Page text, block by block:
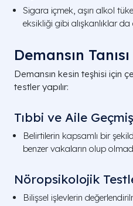
Sigara içmek, aşırı alkol
eksikliği gibi alışkanlıklar
Demansın Tanısı
Demansın kesin teşhisi için
testler yapılır:
Tıbbi ve Aile
Belirtilerin kapsamlı bir
benzer vakaların olup
Nöropsikolojik
Bilişsel işlevlerin